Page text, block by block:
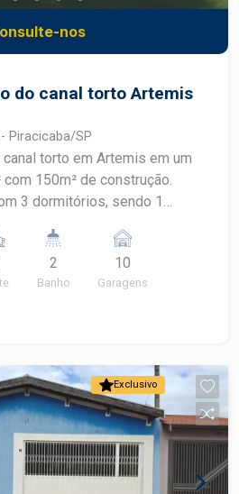
nos
do canal torto Artemis
Piracicaba/SP
torto em Artemis em um
150m² de construção.
3 dormitórios, sendo 1
Amplo espaço
2
Banho
10
Garagens
Exclusivo